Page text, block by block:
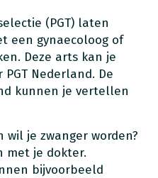
(PGT) laten
een gynaecoloog of
Deze arts kan je
Nederland. De
kunnen je vertellen
wil je zwanger worden?
met je dokter.
bijvoorbeeld